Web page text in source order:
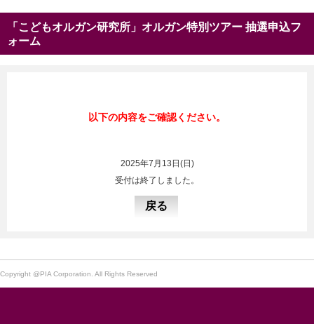
「こどもオルガン研究所」オルガン特別ツアー 抽選申込フ
ォーム
以下の内容をご確認ください。
2025年7月13日(日)
受付は終了しました。
Copyright @PIA Corporation. All Rights Reserved